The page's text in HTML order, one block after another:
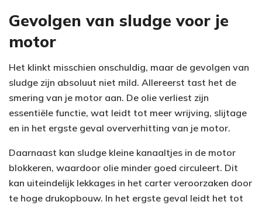
Gevolgen van sludge voor je
motor
Het klinkt misschien onschuldig, maar de gevolgen van
sludge zijn absoluut niet mild. Allereerst tast het de
smering van je motor aan. De olie verliest zijn
essentiële functie, wat leidt tot meer wrijving, slijtage
en in het ergste geval oververhitting van je motor.
Daarnaast kan sludge kleine kanaaltjes in de motor
blokkeren, waardoor olie minder goed circuleert. Dit
kan uiteindelijk lekkages in het carter veroorzaken door
te hoge drukopbouw. In het ergste geval leidt het tot